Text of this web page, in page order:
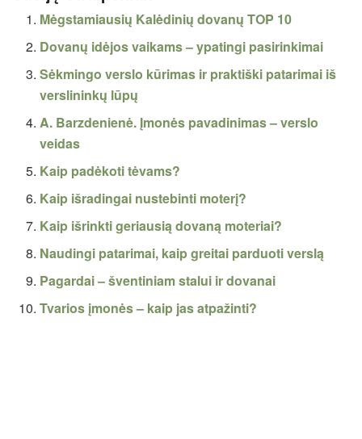
Mėgstamiausių Kalėdinių dovanų TOP 10
Dovanų idėjos vaikams – ypatingi pasirinkimai
Sėkmingo verslo kūrimas ir praktiški patarimai iš
verslininkų lūpų
A. Barzdenienė. Įmonės pavadinimas – verslo
veidas
Kaip padėkoti tėvams?
Kaip išradingai nustebinti moterį?
Kaip išrinkti geriausią dovaną moteriai?
Naudingi patarimai, kaip greitai parduoti verslą
Pagardai – šventiniam stalui ir dovanai
Tvarios įmonės – kaip jas atpažinti?